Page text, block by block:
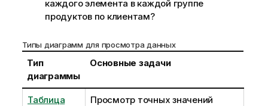
каждого элемента в каждой группе
продуктов по клиентам?
Типы диаграмм для просмотра данных
Тип
диаграммы
Основные задачи
Таблица
Просмотр точных значений